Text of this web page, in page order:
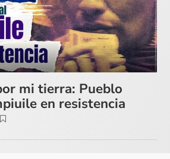
mi tierra: Pueblo
en resistencia